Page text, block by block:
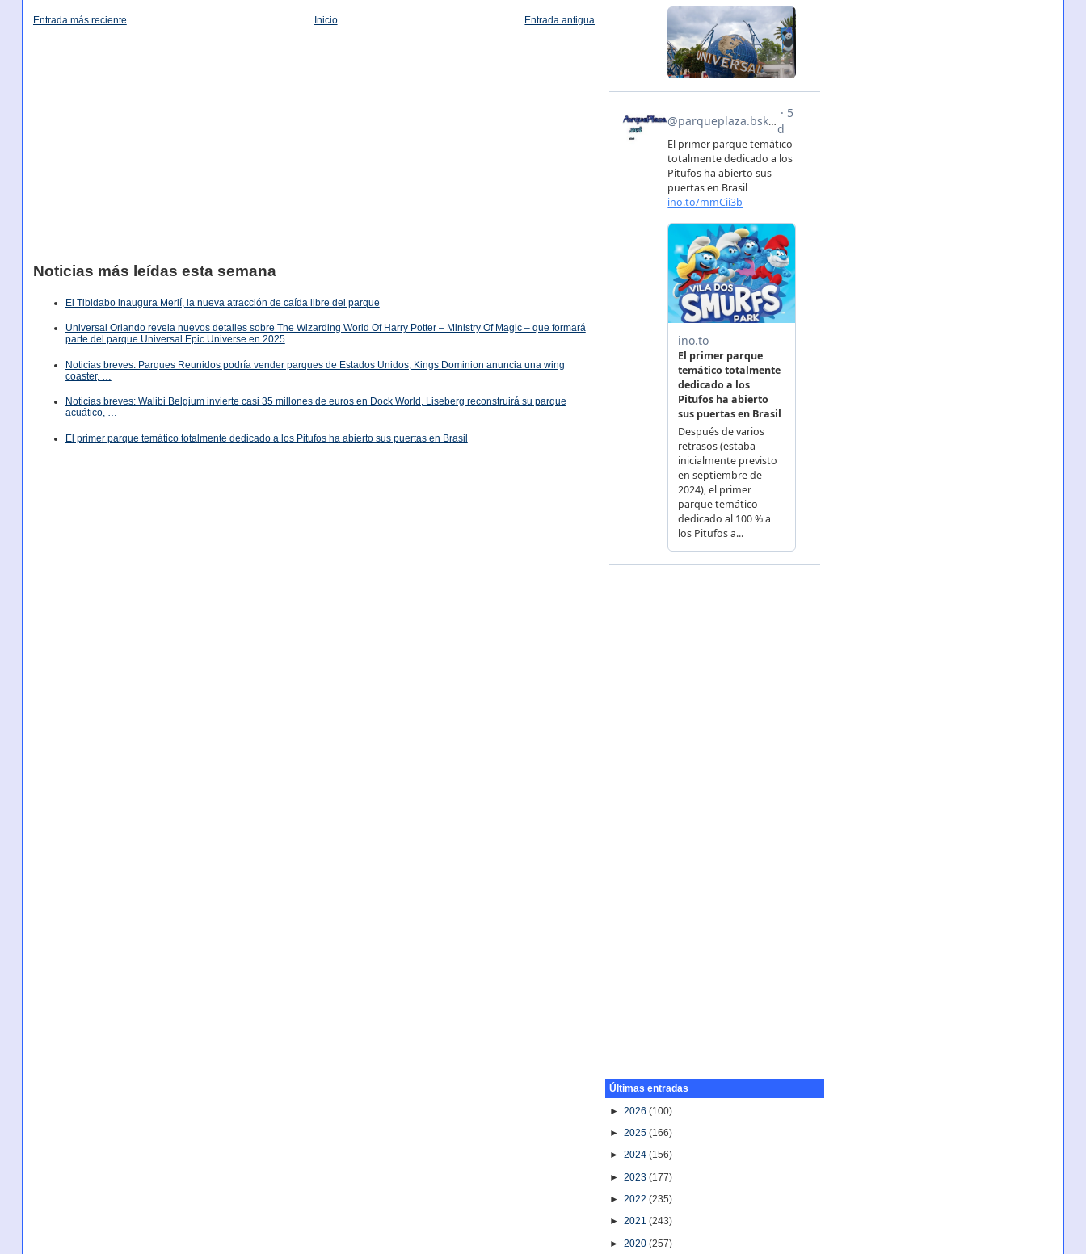
Entrada más reciente Entrada antigua
Inicio
Noticias más leídas esta semana
El Tibidabo inaugura Merlí, la nueva atracción de caída libre del parque
Universal Orlando revela nuevos detalles sobre The Wizarding World Of Harry Potter – Ministry Of Magic – que formará
parte del parque Universal Epic Universe en 2025
Noticias breves: Parques Reunidos podría vender parques de Estados Unidos, Kings Dominion anuncia una wing
coaster, …
Noticias breves: Walibi Belgium invierte casi 35 millones de euros en Dock World, Liseberg reconstruirá su parque
acuático, …
El primer parque temático totalmente dedicado a los Pitufos ha abierto sus puertas en Brasil
Últimas entradas
►2026(100)
►2025(166)
►2024(156)
►2023(177)
►2022(235)
►2021(243)
►2020(257)